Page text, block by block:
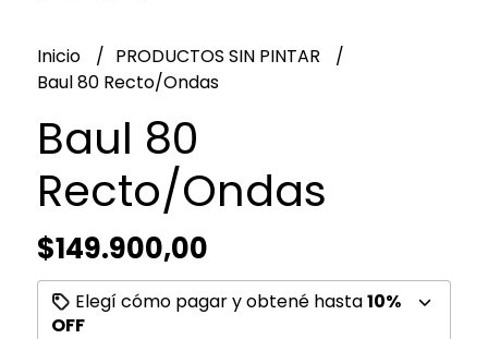
Inicio
PRODUCTOS SIN PINTAR
Baul 80 Recto/Ondas
Baul 80
Recto/Ondas
$149.900,00
Elegí cómo pagar y obtené hasta10%
OFF